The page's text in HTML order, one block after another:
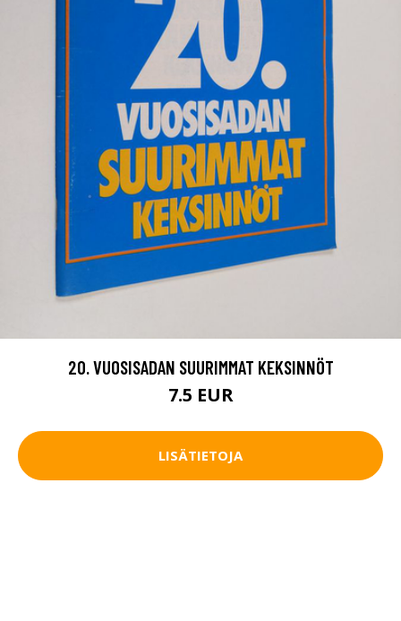
20. VUOSISADAN SUURIMMAT KEKSINNÖT
7.5 EUR
LISÄTIETOJA